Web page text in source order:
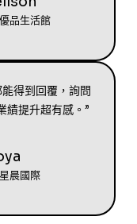
品生活館
得到回覆，詢問
績提升超有感。”
晨國際